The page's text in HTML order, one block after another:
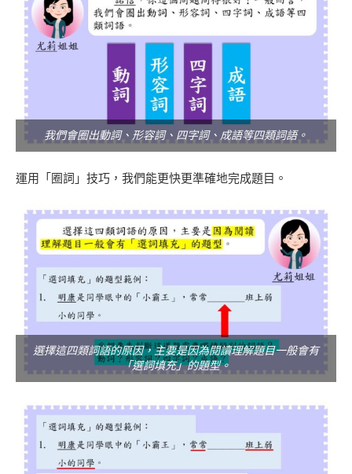
我們會圈出動詞、形容詞、四字詞、成語等四類詞語。
運用「圈詞」技巧，我們能更快更準確地完成題目。
選擇這四類詞語的原因，主要是因為閱讀理解題目一般會有
「選詞填充」的題型。